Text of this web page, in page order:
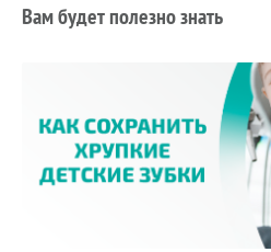
Вам будет полезно знать